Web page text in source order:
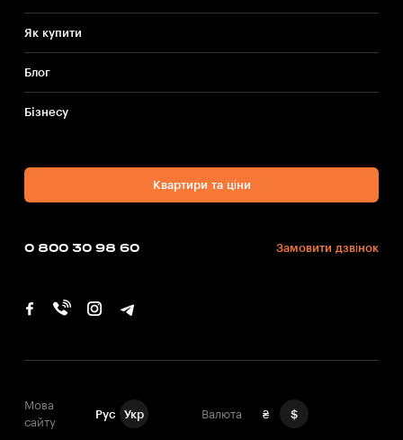
Як купити
Блог
Бiзнесу
Квартири та ціни
0 800 30 98 60 Замовити дзвінок
Мова
сайту
Рус Укр Валюта ₴ $